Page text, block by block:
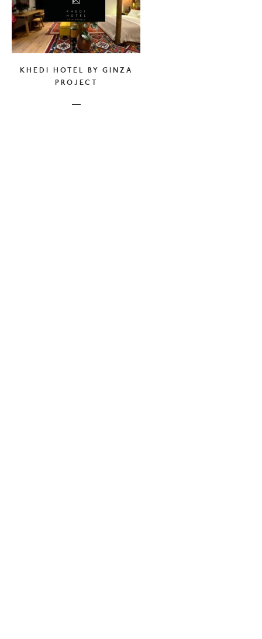
KHEDI HOTEL BY GINZA
PROJECT